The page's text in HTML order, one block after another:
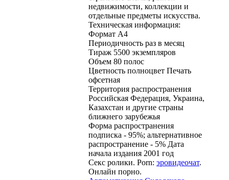
недвижимости, коллекции и
отдельные предметы искусства.
Техническая информация:
Формат А4
Периодичность раз в месяц
Тираж 5500 экземпляров
Объем 80 полос
Цветность полноцвет Печать
офсетная
Территория распространения
Российская Федерация, Украина,
Казахстан и другие страны
ближнего зарубежья
Форма распространения
подписка - 95%; альтернативное
распространение - 5% Дата
начала издания 2001 год
Секс ролики. Porn: эровидеочат.
Онлайн порно.